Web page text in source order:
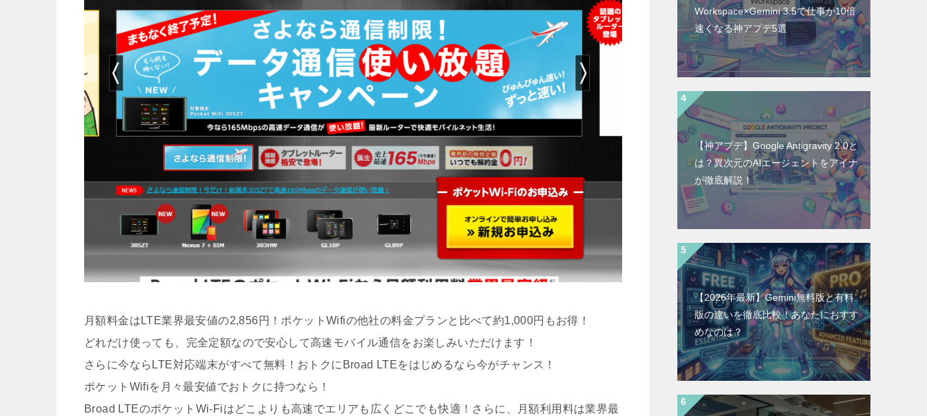
月額料金はLTE業界最安値の2,856円！ポケットWifiの他社の料金プランと比べて約1,000円もお得！
どれだけ使っても、完全定額なので安心して高速モバイル通信をお楽しみいただけます！
さらに今ならLTE対応端末がすべて無料！おトクにBroad LTEをはじめるなら今がチャンス！
ポケットWifiを月々最安値でおトクに持つなら！
Broad LTEのポケットWi-Fiはどこよりも高速でエリアも広くどこでも快適！さらに、月額利用料は業界最
Workspace×Gemini 3.5で仕事が10倍
速くなる神アプデ5選
【神アプデ】Google Antigravity 2.0と
は？異次元のAIエージェントをアイナ
が徹底解説！
【2026年最新】Gemini無料版と有料
版の違いを徹底比較！あなたにおすす
めなのは？